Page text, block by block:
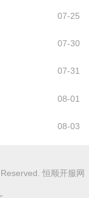
07-25
07-30
07-31
08-01
08-03
恒顺开服网